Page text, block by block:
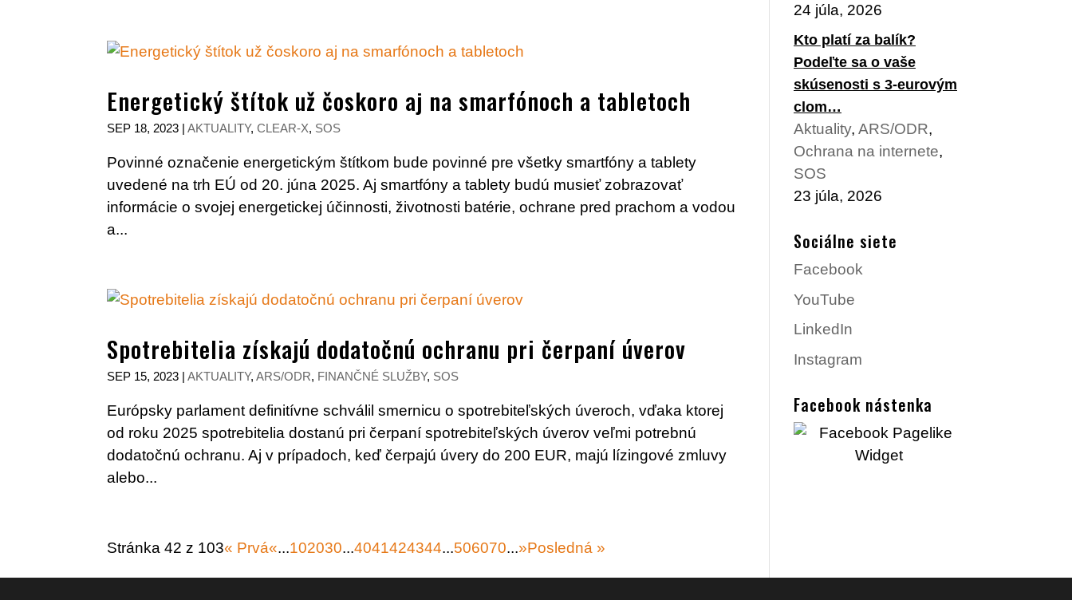
Energetický štítok už čoskoro aj na smarfónoch a tabletoch
SEP 18, 2023 |AKTUALITY,CLEAR-X, SOS
Povinné označenie energetickým štítkom bude povinné pre všetky smartfóny a tablety
uvedené na trh EÚ od 20. júna 2025. Aj smartfóny a tablety budú musieť zobrazovať
informácie o svojej energetickej účinnosti, životnosti batérie, ochrane pred prachom a vodou
a...
Spotrebitelia získajú dodatočnú ochranu pri čerpaní úverov
SEP 15, 2023 |AKTUALITY,ARS/ODR, FINANČNÉ SLUŽBY, SOS
Európsky parlament definitívne schválil smernicu o spotrebiteľských úveroch, vďaka ktorej
od roku 2025 spotrebitelia dostanú pri čerpaní spotrebiteľských úverov veľmi potrebnú
dodatočnú ochranu. Aj v prípadoch, keď čerpajú úvery do 200 EUR, majú lízingové zmluvy
alebo...
Stránka 42 z 103« Prvá«...102030...4041424344...506070...»Posledná »
24 júla, 2026
Kto platí za balík?
Podeľte sa o vaše
skúsenosti s 3-eurovým
clom…
Aktuality, ARS/ODR,
Ochrana na internete,
SOS
23 júla, 2026
Sociálne siete
Facebook
YouTube
LinkedIn
Instagram
Facebook nástenka